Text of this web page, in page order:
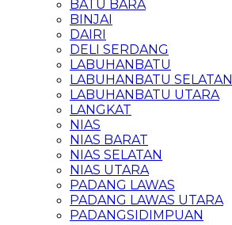
BATU BARA
BINJAI
DAIRI
DELI SERDANG
LABUHANBATU
LABUHANBATU SELATAN
LABUHANBATU UTARA
LANGKAT
NIAS
NIAS BARAT
NIAS SELATAN
NIAS UTARA
PADANG LAWAS
PADANG LAWAS UTARA
PADANGSIDIMPUAN